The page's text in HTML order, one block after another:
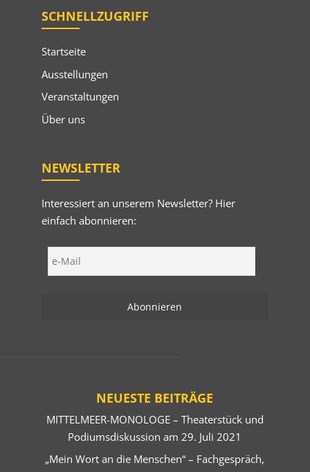
SCHNELLZUGRIFF
Startseite
Ausstellungen
Veranstaltungen
Über uns
NEWSLETTER
Interessiert an unserem Newsletter? Hier
einfach abonnieren:
NEUESTE BEITRÄGE
MITTELMEER-MONOLOGE – Theaterstück und
Podiumsdiskussion am 29. Juli 2021
„Mein Wort an die Menschen“ – Fachgespräch,